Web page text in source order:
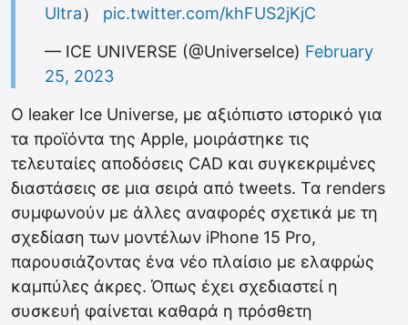
Ultra） pic.twitter.com/khFUS2jKjC
— ICE UNIVERSE (@UniverseIce) February
25, 2023
O leaker Ice Universe, με αξιόπιστο ιστορικό για
τα προϊόντα της Apple, μοιράστηκε τις
τελευταίες αποδόσεις CAD και συγκεκριμένες
διαστάσεις σε μια σειρά από tweets. Τα renders
συμφωνούν με άλλες αναφορές σχετικά με τη
σχεδίαση των μοντέλων iPhone 15 Pro‌,
παρουσιάζοντας ένα νέο πλαίσιο με ελαφρώς
καμπύλες άκρες. Όπως έχει σχεδιαστεί η
συσκευή φαίνεται καθαρά η πρόσθετη